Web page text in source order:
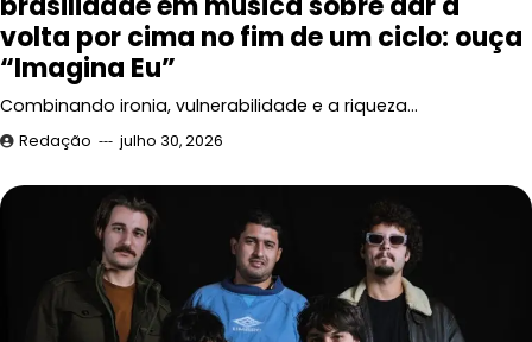
volta por cima no fim de um ciclo: ouça
“Imagina Eu”
Combinando ironia, vulnerabilidade e a riqueza…
Redação julho 30, 2026